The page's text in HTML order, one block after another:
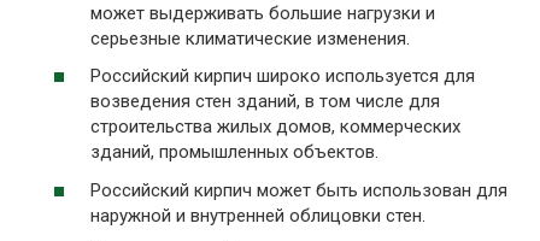
может выдерживать большие нагрузки и
серьезные климатические изменения.
Российский кирпич широко используется для
возведения стен зданий, в том числе для
строительства жилых домов, коммерческих
зданий, промышленных объектов.
Российский кирпич может быть использован для
наружной и внутренней облицовки стен.